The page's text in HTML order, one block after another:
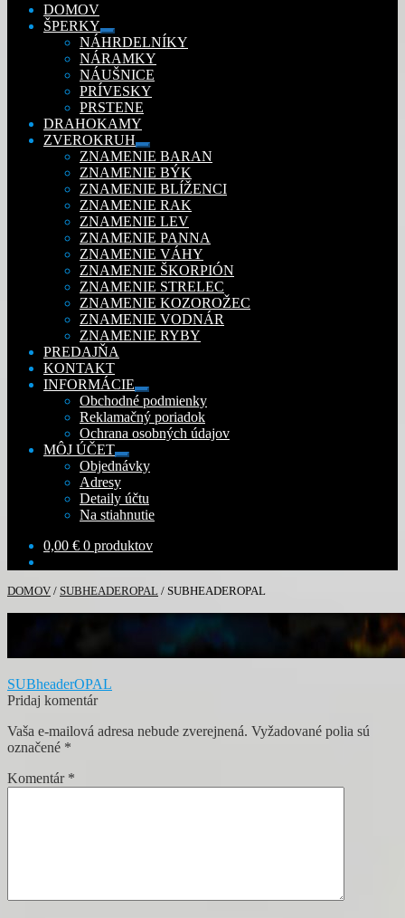
DOMOV
ŠPERKY
Rozbaliť
podradené
menu
NÁHRDELNÍKY
NÁRAMKY
NÁUŠNICE
PRÍVESKY
PRSTENE
DRAHOKAMY
ZVEROKRUH
Rozbaliť
podradené
menu
ZNAMENIE BARAN
ZNAMENIE BÝK
ZNAMENIE BLÍŽENCI
ZNAMENIE RAK
ZNAMENIE LEV
ZNAMENIE PANNA
ZNAMENIE VÁHY
ZNAMENIE ŠKORPIÓN
ZNAMENIE STRELEC
ZNAMENIE KOZOROŽEC
ZNAMENIE VODNÁR
ZNAMENIE RYBY
PREDAJŇA
KONTAKT
INFORMÁCIE
Rozbaliť
podradené
menu
Obchodné podmienky
Reklamačný poriadok
Ochrana osobných údajov
MÔJ ÚČET
Rozbaliť
podradené
Objednávky
Adresy
Detaily účtu
Na stiahnutie
0,00 € 0 produktov
DOMOV / SUBHEADEROPAL / SUBHEADEROPAL
Navigácia
v
článku
Predchádzajúci
článok:
SUBheaderOPAL
Pridaj komentár
Vaša e-mailová adresa nebude zverejnená. Vyžadované polia sú
označené *
Komentár *